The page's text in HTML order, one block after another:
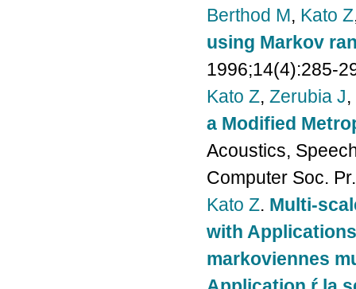
Berthod M, Kato Z
using Markov
1996;14(4):285-
Kato Z, Zerubia J,
a Modified
Acoustics,
Computer Soc.
Kato Z. Multi-
with
markoviennes